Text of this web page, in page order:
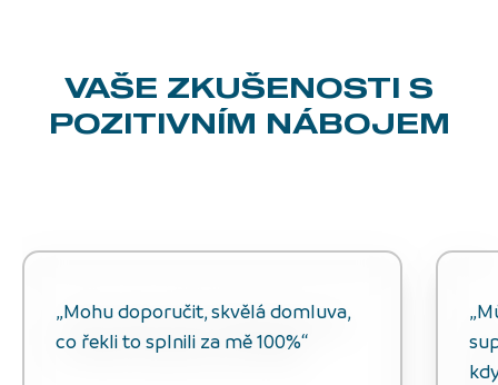
VAŠE ZKUŠENOSTI S
POZITIVNÍM NÁBOJEM
„Mohu doporučit, skvělá domluva,
co řekli to splnili za mě 100%“